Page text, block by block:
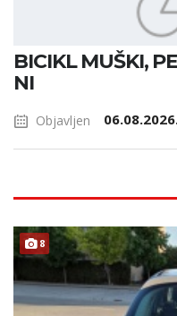
BICIKL MUŠKI,
NI
Objavljen
8